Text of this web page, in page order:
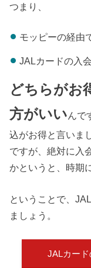
つまり、
モッピーの経由
JALカードの入
どちらがお
方がいいんで
込がお得と言いま
ですが、絶対に入
かというと、時期
ということで、
ましょう。
JALカー